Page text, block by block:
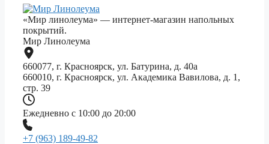
«Мир линолеума» — интернет-магазин напольных
покрытий.
Мир Линолеума
660077, г. Красноярск, ул. Батурина, д. 40а
660010, г. Красноярск, ул. Академика Вавилова, д. 1,
стр. 39
Ежедневно с 10:00 до 20:00
+7 (963) 189-49-82